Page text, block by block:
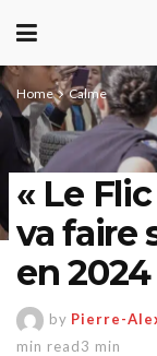
Home Calme
« Le
va faire
en 2024
by Pierre-
min read3 min